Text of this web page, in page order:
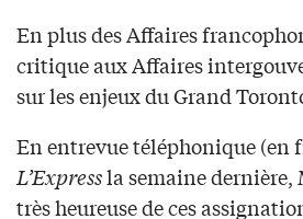
En plus des Affaires
critique aux Affaires
sur les enjeux du Grand
En entrevue téléphonique (en
L’Expressla semaine dernière,
très heureuse de ces